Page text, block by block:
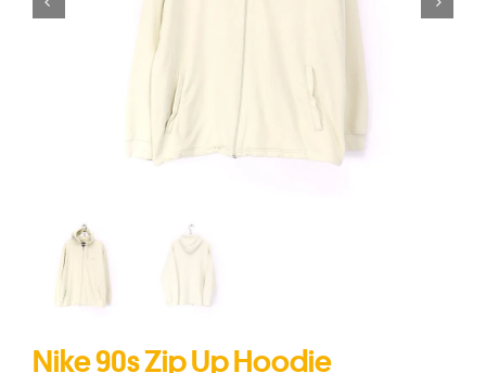
Nike 90s Zip Up Hoodie